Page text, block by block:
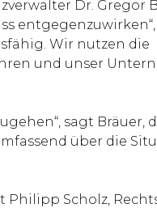
Dr. Gregor
Wir nutzen die
und unser
sagt Bräuer,
über die
Philipp Scholz,